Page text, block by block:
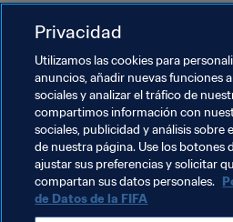
los océanos Pacífico y
Segura, gerente de Asuntos
para Coca-Cola en
experiencia única que hará
los panameños".
Ahora, el Trofeo pondrá rumbo
gira realizará su siguiente
evoluciones del Trofeo aquí.
Privacidad
Utilizamos las cookies para
anuncios, añadir nuevas funciones
sociales y analizar el tráfico de
compartimos información con
sociales, publicidad y análisis sobre
de nuestra página. Use los botones
ajustar sus preferencias y solicitar
compartan sus datos personales.
de Datos de la FIFA